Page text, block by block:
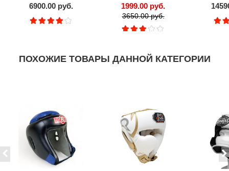
6900.00 руб. 1999.00 руб.
3650.00 руб.
ПОХОЖИЕ ТОВАРЫ ДАННОЙ КАТЕГОРИИ